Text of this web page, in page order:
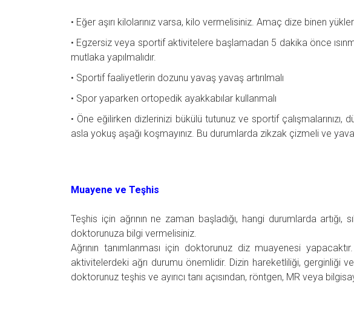
• Eğer aşırı kilolarınız varsa, kilo vermelisiniz. Amaç dize binen
• Egzersiz veya sportif aktivitelere başlamadan 5 dakika önce
mutlaka yapılmalıdır.
• Sportif faaliyetlerin dozunu yavaş yavaş artırılmalı
• Spor yaparken ortopedik ayakkabılar kullanmalı
• Öne eğilirken dizlerinizi bükülü tutunuz ve sportif çalışmalarınızı,
asla yokuş aşağı koşmayınız. Bu durumlarda zikzak çizmeli ve
Muayene ve Teşhis
Teşhis için ağrının ne zaman başladığı, hangi durumlarda artığı,
doktorunuza bilgi vermelisiniz.
Ağrının tanımlanması için doktorunuz diz muayenesi
aktivitelerdeki ağrı durumu önemlidir. Dizin hareketliliği, gerginliği
doktorunuz teşhis ve ayırıcı tanı açısından, röntgen, MR veya